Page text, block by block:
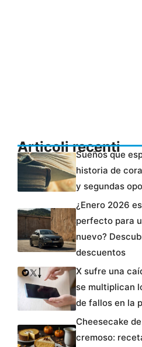
Articoli recenti
Sueños que
historia de
y segundas
¿Enero 2026
perfecto para
nuevo?
descuentos
X sufre una
se multiplican
de fallos en la
Cheesecake
cremoso: